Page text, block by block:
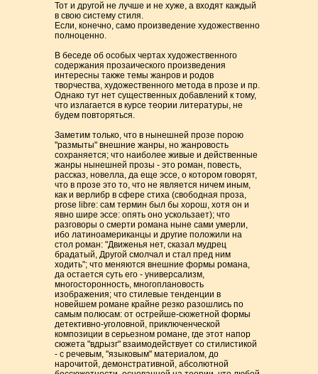
Тот и другой не лучше и не хуже, а входят каждый
в свою систему стиля.
Если, конечно, само произведение художественно
полноценно.
В беседе об особых чертах художественного
содержания прозаического произведения
интересны также темы жанров и родов
творчества, художественного метода в прозе и пр.
Однако тут нет существенных добавлений к тому,
что излагается в курсе теории литературы, не
будем повторяться.
Заметим только, что в нынешней прозе порою
"размыты" внешние жанры, но жанровость
сохраняется; что наиболее живые и действенные
жанры нынешней прозы - это роман, повесть,
рассказ, новелла, да еще эссе, о котором говорят,
что в прозе это то, что не является ничем иным,
как и верлибр в сфере стиха (свободная проза,
prose libre: сам термин был бы хорош, хотя он и
явно шире эссе: опять оно ускользает); что
разговоры о смерти романа ныне сами умерли,
ибо латиноамериканцы и другие положили на
стол роман: "Движенья нет, сказал мудрец
брадатый, Другой смолчал и стал пред ним
ходить"; что меняются внешние формы романа,
да остается суть его - универсализм,
многосторонность, многоплановость
изображения; что стилевые тенденции в
новейшем романе крайне резко разошлись по
самым полюсам: от острейше-сюжетной формы
детективно-уголовной, приключенческой
композиции в серьезном романе, где этот напор
сюжета "вдрызг" взаимодействует со стилистикой
- с речевым, "языковым" материалом, до
нарочитой, демонстративной, абсолютной